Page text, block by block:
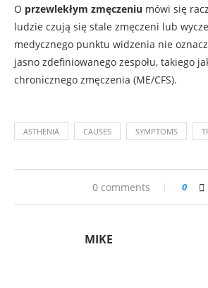
O przewlekłym zmęczeniu mówi się
ludzie czują się stale zmęczeni lub
medycznego punktu widzenia nie
jasno zdefiniowanego zespołu, takiego
chronicznego zmęczenia (ME/CFS).
ASTHENIA CAUSES SYMPTOMS
0 comments 0
MIKE